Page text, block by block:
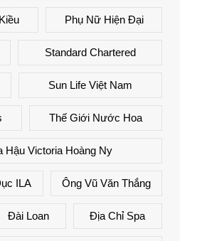
Phụ Nữ Hiện Đại
Standard Chartered
Sun Life Việt Nam
Thế Giới Nước Hoa
Hậu Victoria Hoàng Ny
ILA Ông Vũ Văn Thắng
Đài Loan Địa Chỉ Spa